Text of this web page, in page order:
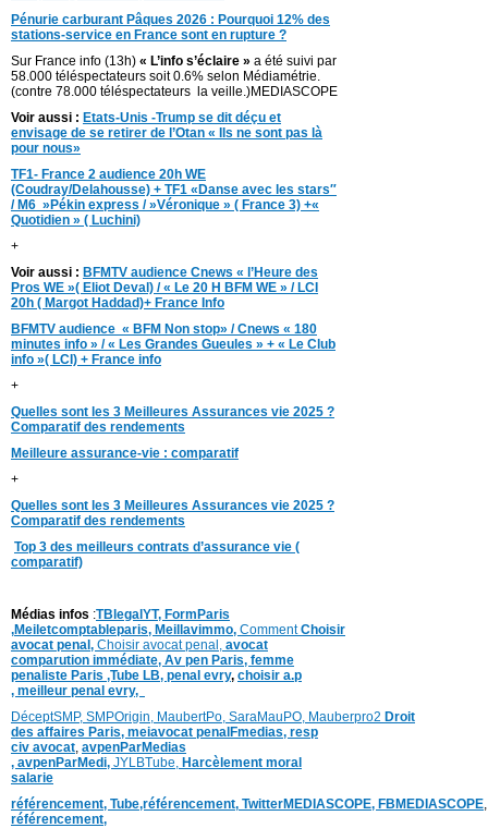
Pénurie carburant Pâques 2026 : Pourquoi 12% des
stations-service en France sont en rupture ?
Sur France info (13h) « L’info s’éclaire » a été suivi par
58.000 téléspectateurs soit 0.6% selon Médiamétrie.
(contre 78.000 téléspectateurs la veille.)MEDIASCOPE
Voir aussi : Etats-Unis -Trump se dit déçu et
envisage de se retirer de l’Otan « Ils ne sont pas là
pour nous»
TF1- France 2 audience 20h WE
(Coudray/Delahousse) + TF1 «Danse avec les stars″
/M6 »Pékin express / »Véronique » ( France 3) +«
Quotidien » ( Luchini)
+
Voir aussi : BFMTV audience Cnews « l’Heure des
Pros WE »( Eliot Deval) / « Le 20 H BFM WE » / LCI
20h ( Margot Haddad)+ France Info
BFMTV audience « BFM Non stop» / Cnews « 180
minutes info » / « Les Grandes Gueules » + « Le Club
info »( LCI) + France info
+
Quelles sont les 3 Meilleures Assurances vie 2025 ?
Comparatif des rendements
Meilleure assurance-vie : comparatif
+
Quelles sont les 3 Meilleures Assurances vie 2025 ?
Comparatif des rendements
Top 3 des meilleurs contrats d’assurance vie (
comparatif)
Médias infos :TBlegalYT, FormParis
,Meiletcomptableparis, Meillavimmo, CommentChoisir
avocat penal, Choisir avocat penal, avocat
comparution immédiate, Av pen Paris, femme
penaliste Paris ,Tube LB, penal evry, choisir a.p
, meilleur penal evry,
DéceptSMP, SMPOrigin, MaubertPo, SaraMauPO, Mauberpro2 Droit
des affaires Paris, meiavocat penalFmedias, resp
civ avocat, avpenParMedias
, avpenParMedi, JYLBTube, Harcèlement moral
salarie
référencement, Tube,référencement, TwitterMEDIASCOPE, FBMEDIASCOPE
référencement,